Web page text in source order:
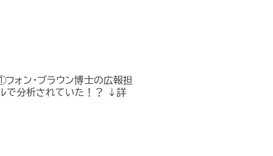
フォン・ブラウン博士の広報担
で分析されていた！？ ↓詳